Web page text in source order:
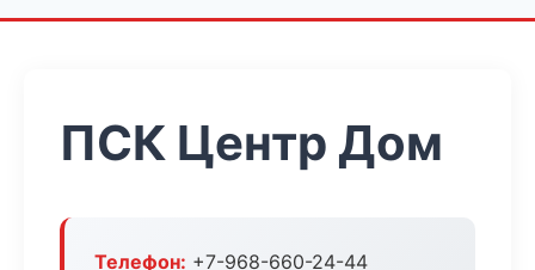
ПСК Центр Дом
Телефон: +7-968-660-24-44